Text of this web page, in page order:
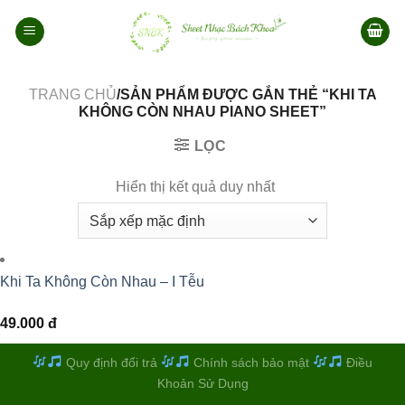
qua
TRANG CHỦ/SẢN PHẨM ĐƯỢC GẮN THẺ “KHI TA
KHÔNG CÒN NHAU PIANO SHEET”
LỌC
Hiển thị kết quả duy nhất
Khi Ta Không Còn Nhau – I Tễu
49.000 đ
Quy định đổi trả Chính sách bảo mật
Điều
Khoản Sử Dụng